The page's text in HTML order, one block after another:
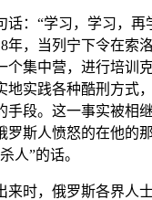
话：“学习，学习，再
年，当列宁下令在索
个集中营，进行培训
地实践各种酷刑方式
手段。这一事实被相
罗斯人愤怒的在他的
人”的话。
来时，俄罗斯各界人